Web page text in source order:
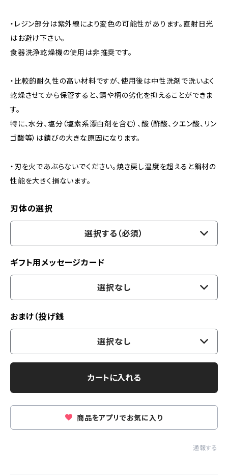
・レジン部分は紫外線により変色の可能性があります。直射日光
はお避け下さい。
食器洗浄乾燥機の使用は非推奨です。
・比較的耐久性の高い材料ですが、使用後は中性洗剤で洗いよく
乾燥させてから保管すると、錆や柄の劣化を抑えることができま
す。
特に、水分、塩分（塩素系漂白剤を含む）、酸（酢酸、クエン酸、リン
ゴ酸等）は錆びの大きな原因になります。
・刃を火であぶらないでください。焼き戻し温度を超えると鋼材の
性能を大きく損ないます。
刃体の選択
選択する（必須）
ギフト用メッセージカード
選択なし
おまけ（投げ銭
選択なし
カートに入れる
商品をアプリでお気に入り
通報する